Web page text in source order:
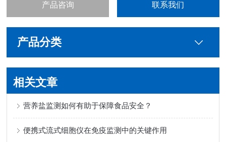
产品咨询 联系我们
产品分类
相关文章
营养盐监测如何有助于保障食品安全？
便携式流式细胞仪在免疫监测中的关键作用